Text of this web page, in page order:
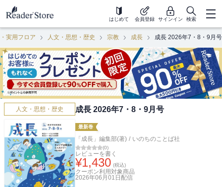
はじめて 会員登録 サインイン 検索
実用フロア 人文・思想・歴史 宗教 成長 成長 2026年7・8・9月号
人文・思想・歴史 成長 2026年7・8・9月号
最新巻
「成長」編集部(著) / いのちのことば社
(0)
レビューを書く
¥1,430 (税込)
クーポン利用対象商品
2026年06月01日 配信